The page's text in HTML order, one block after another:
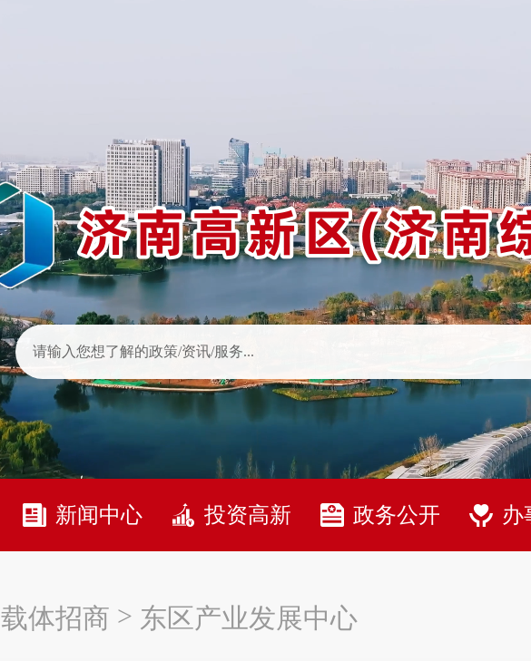
新闻中心 投资高新 政务公开 办
载体招商 > 东区产业发展中心